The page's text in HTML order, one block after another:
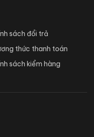
sách đổi trả
thức thanh toán
sách kiểm hàng